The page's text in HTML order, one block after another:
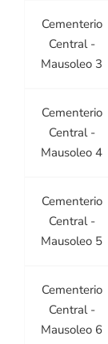
Cementerio
Central -
Mausoleo 3
Cementerio
Central -
Mausoleo 4
Cementerio
Central -
Mausoleo 5
Cementerio
Central -
Mausoleo 6